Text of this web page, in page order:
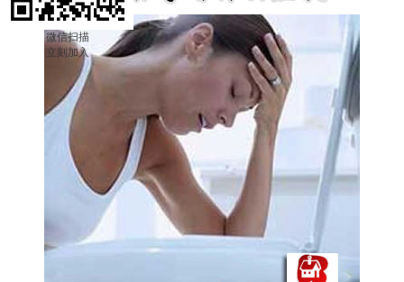
孕
有
什
症
状
微信扫描
立刻加入